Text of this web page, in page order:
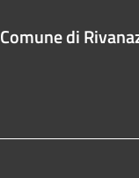
Comune di